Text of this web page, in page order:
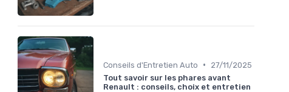
Conseils d'Entretien Auto •
27/11/2025
Tout savoir sur les phares avant
Renault : conseils, choix et entretien